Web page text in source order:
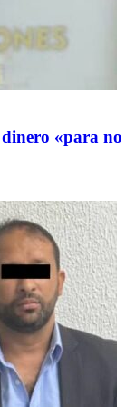
«para no